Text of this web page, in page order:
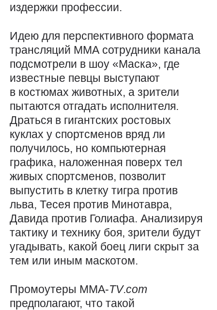
издержки профессии.
Идею для перспективного формата
трансляций ММА сотрудники канала
подсмотрели в шоу «Мас­ка», где
известные певцы выступают
в костюмах животных, а зрители
пытаются отгадать исполнителя.
Драться в гигантских ростовых
куклах у спортс­менов вряд ли
получилось, но компьютерная
графика, наложенная поверх тел
живых спортсменов, позволит
выпустить в клетку тигра против
льва, Тесея против Минотавра,
Давида против Голиафа. Анализируя
тактику и технику боя, зрители будут
угадывать, какой боец лиги скрыт за
тем или иным маскотом.
Промоутеры ММА-TV.com
предполагают, что такой